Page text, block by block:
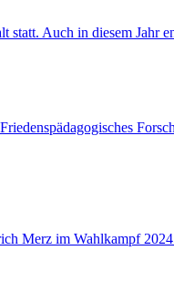
Auch in diesem Jahr
Merz im Wahlkampf